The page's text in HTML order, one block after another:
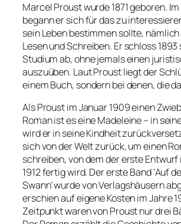
Marcel Proust wurde 1871 geboren.
begann er sich für das zu
sein Leben bestimmen sollte,
Lesen und Schreiben. Er schloss 1893
Studium ab, ohne jemals einen
auszuüben. Laut Proust liegt der
einem Buch, sondern bei denen, die
Als Proust im Januar 1909 einen
Roman ist es eine Madeleine – in
wird er in seine Kindheit
sich von der Welt zurück, um einen
schreiben, von dem der erste
1912 fertig wird. Der erste Band ‘Auf
Swann’ wurde von Verlagshäusern
erschien auf eigene Kosten im Jahre
Zeitpunkt waren von Proust nur drei